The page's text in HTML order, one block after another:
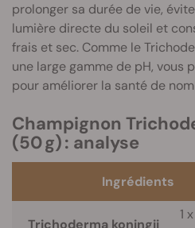
prolonger sa durée de vie,
lumière directe du soleil et
frais et sec. Comme le
une large gamme de pH, vous
pour améliorer la santé de
Champignon
(50 g) : analyse
Ingrédients
Trichoderma koningii
1 x